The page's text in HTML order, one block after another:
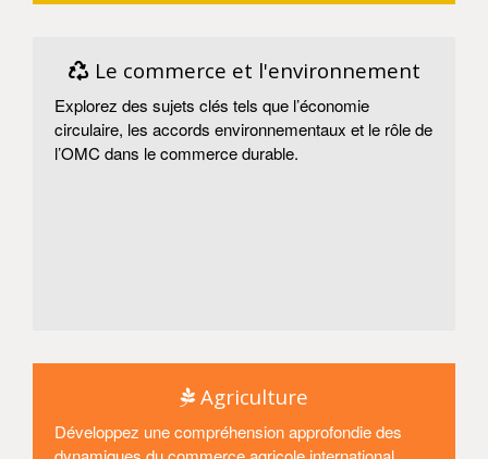
Le commerce et l'environnement
Explorez des sujets clés tels que l’économie
circulaire, les accords environnementaux et le rôle de
l’OMC dans le commerce durable.
Agriculture
Développez une compréhension approfondie des